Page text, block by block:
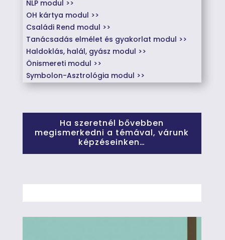
NLP modul >>
OH kártya modul >>
Családi Rend modul >>
Tanácsadás elmélet és gyakorlat modul >>
Haldoklás, halál, gyász modul >>
Önismereti modul >>
Symbolon-Asztrológia modul >>
Ha szeretnél bővebben
megismerkedni a témával, várunk
képzéseinken…